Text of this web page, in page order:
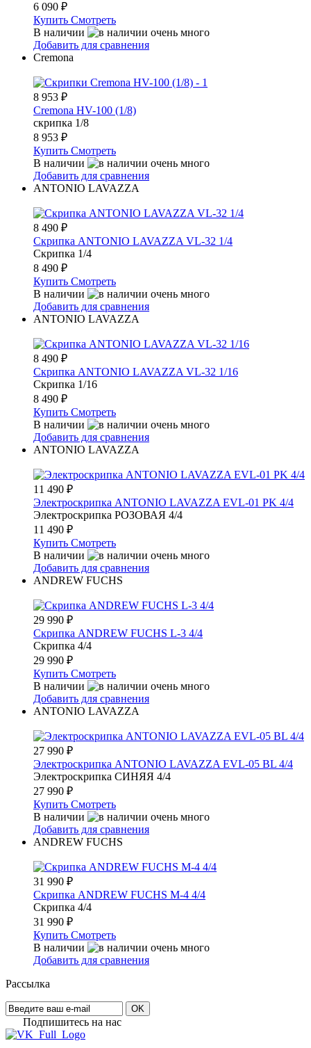
6 090 ₽
Купить Смотреть
В наличии
Добавить для сравнения
Cremona
8 953 ₽
Cremona HV-100 (1/8)
скрипка 1/8
8 953 ₽
Купить Смотреть
В наличии
Добавить для сравнения
ANTONIO LAVAZZA
8 490 ₽
Скрипка ANTONIO LAVAZZA VL-32 1/4
Скрипка 1/4
8 490 ₽
Купить Смотреть
В наличии
Добавить для сравнения
ANTONIO LAVAZZA
8 490 ₽
Скрипка ANTONIO LAVAZZA VL-32 1/16
Скрипка 1/16
8 490 ₽
Купить Смотреть
В наличии
Добавить для сравнения
ANTONIO LAVAZZA
11 490 ₽
Электроскрипка ANTONIO LAVAZZA EVL-01 PK 4/4
Электроскрипка РОЗОВАЯ 4/4
11 490 ₽
Купить Смотреть
В наличии
Добавить для сравнения
ANDREW FUCHS
29 990 ₽
Скрипка ANDREW FUCHS L-3 4/4
Скрипка 4/4
29 990 ₽
Купить Смотреть
В наличии
Добавить для сравнения
ANTONIO LAVAZZA
27 990 ₽
Электроскрипка ANTONIO LAVAZZA EVL-05 BL 4/4
Электроскрипка СИНЯЯ 4/4
27 990 ₽
Купить Смотреть
В наличии
Добавить для сравнения
ANDREW FUCHS
31 990 ₽
Скрипка ANDREW FUCHS M-4 4/4
Скрипка 4/4
31 990 ₽
Купить Смотреть
В наличии
Добавить для сравнения
Рассылка
OK
Подпишитесь на наc